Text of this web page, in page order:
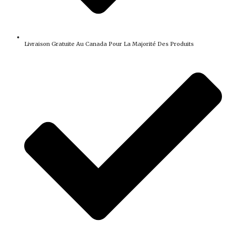
Livraison Gratuite Au Canada Pour La Majorité Des Produits